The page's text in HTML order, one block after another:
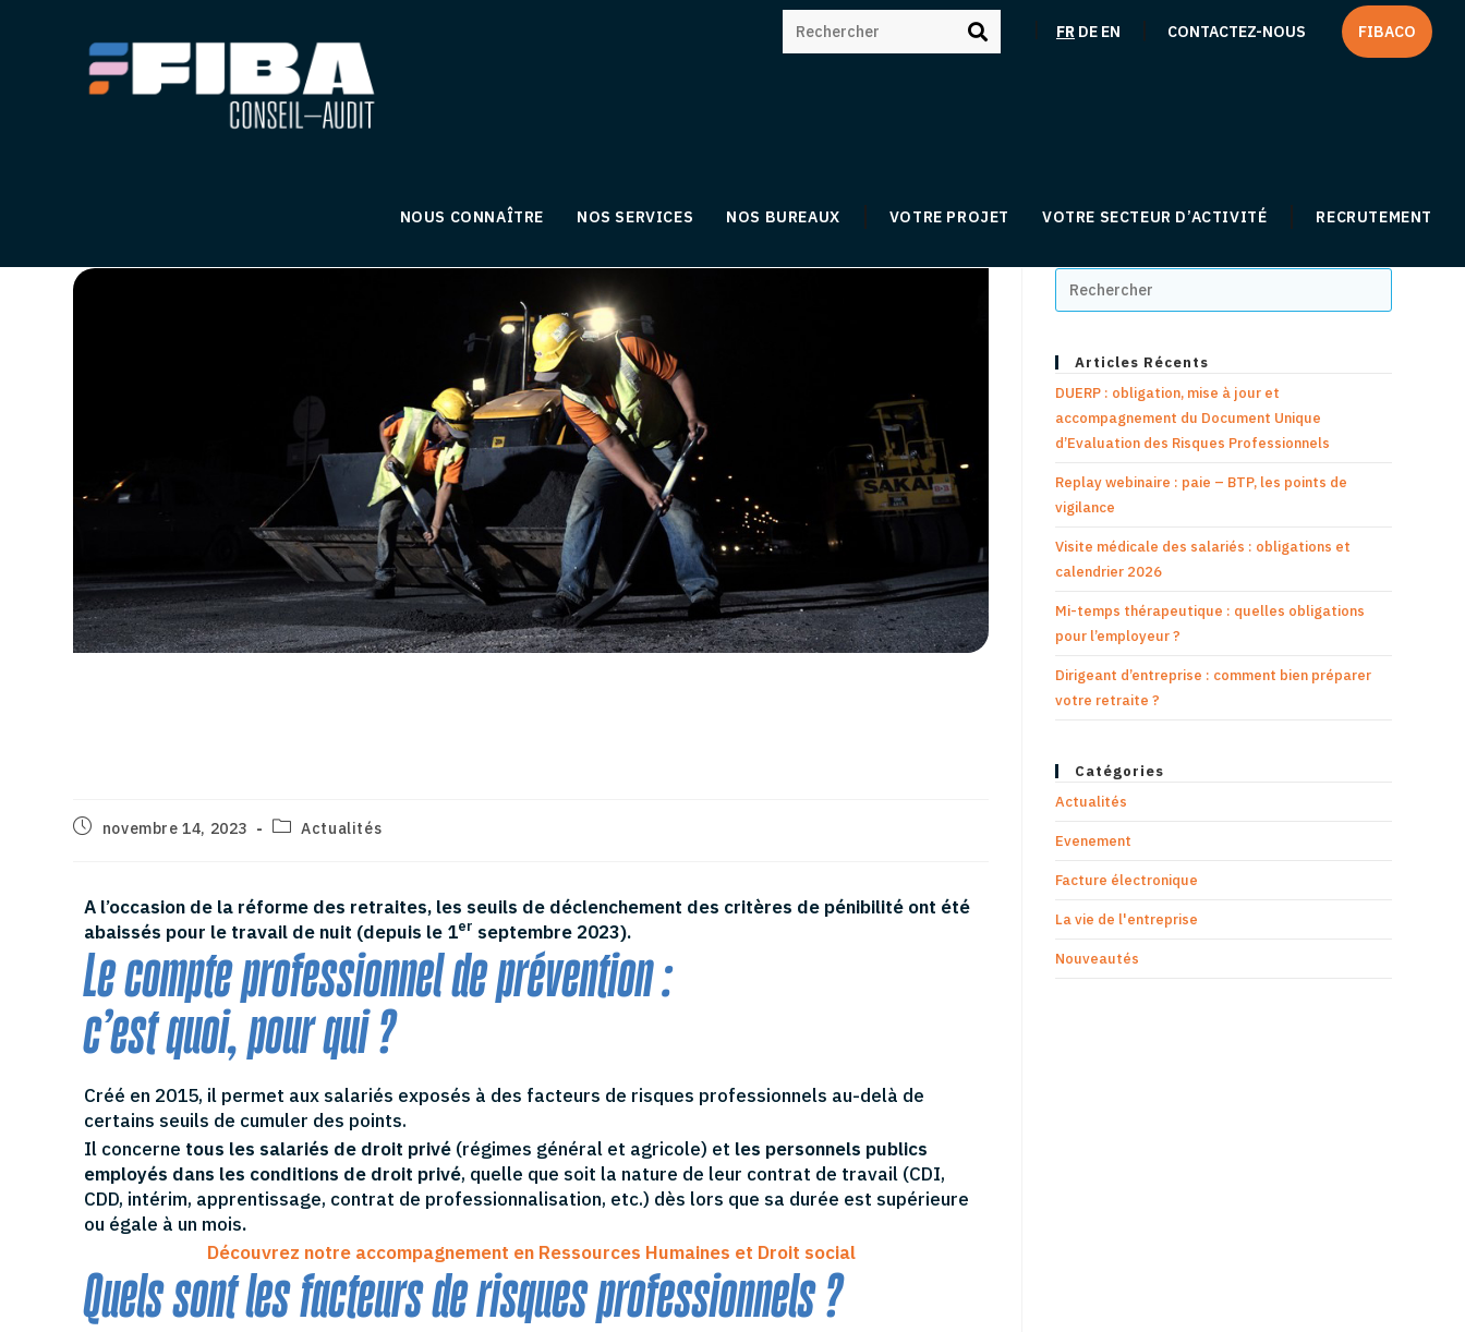
| FR DE EN | CONTACTEZ-NOUS FIBACO
NOUS CONNAÎTRE NOS SERVICES NOS BUREAUX VOTRE PROJET VOTRE SECTEUR D’ACTIVITÉ RECRUTEMENT
novembre 14, 2023 Actualités
A l’occasion de la réforme des retraites, les seuils de déclenchement des critères de pénibilité ont été
abaissés pour le travail de nuit (depuis le 1er septembre 2023).
Le compte professionnel de prévention :
c’est quoi, pour qui ?
Créé en 2015, il permet aux salariés exposés à des facteurs de risques professionnels au-delà de
certains seuils de cumuler des points.
Il concerne tous les salariés de droit privé (régimes général et agricole) et les personnels publics
employés dans les conditions de droit privé, quelle que soit la nature de leur contrat de travail (CDI,
CDD, intérim, apprentissage, contrat de professionnalisation, etc.) dès lors que sa durée est supérieure
ou égale à un mois.
Découvrez notre accompagnement en Ressources Humaines et Droit social
Quels sont les facteurs de risques professionnels ?
Articles Récents
DUERP : obligation, mise à jour et
accompagnement du Document Unique
d’Evaluation des Risques Professionnels
Replay webinaire : paie – BTP, les points de
vigilance
Visite médicale des salariés : obligations et
calendrier 2026
Mi-temps thérapeutique : quelles obligations
pour l’employeur ?
Dirigeant d’entreprise : comment bien préparer
votre retraite ?
Catégories
Actualités
Evenement
Facture électronique
La vie de l'entreprise
Nouveautés